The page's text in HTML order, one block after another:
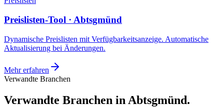
Preislisten-Tool · Abtsgmünd
Dynamische Preislisten mit Verfügbarkeitsanzeige. Automatische
Aktualisierung bei Änderungen.
Mehr erfahren
Verwandte Branchen
Verwandte Branchen in Abtsgmünd.